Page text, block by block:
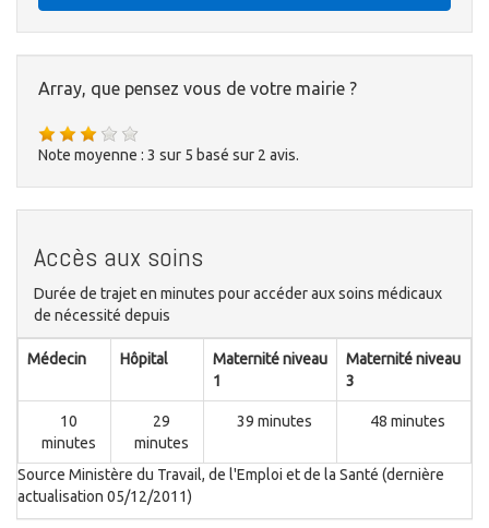
Array, que pensez vous de votre mairie ?
Note moyenne : 3 sur 5 basé sur 2 avis.
Accès aux soins
Durée de trajet en minutes pour accéder aux soins médicaux
de nécessité depuis
Médecin Hôpital
Maternité niveau
1
Maternité niveau
3
10
minutes
29
minutes
39 minutes 48 minutes
Source Ministère du Travail, de l'Emploi et de la Santé (dernière
actualisation 05/12/2011)